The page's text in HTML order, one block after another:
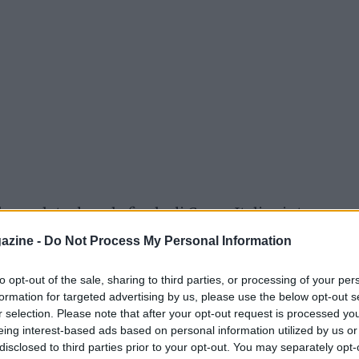
- Do Not Process My Personal Information
opt-out of the sale, sharing to third parties, or processing of your
for targeted advertising by us, please use the below opt-out
selection. Please note that after your opt-out request is processed
interest-based ads based on personal information utilized by us
to third parties prior to your opt-out. You may separately
parlato dopo la finale di Coppa Italia vinta
“Partita condizionata dalla stanchezza di
coppa Italia. I miei hanno iniziato con
minuto sfruttando il fatto che abbiamo